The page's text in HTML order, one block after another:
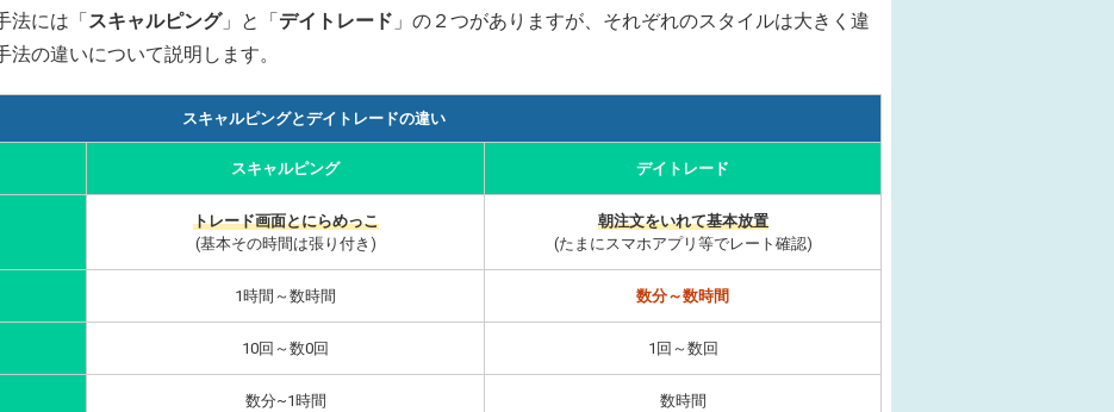
法には「スキャルピング」と「デイトレード 」の２つがありますが、それぞれのスタイルは大きく違
の違いについて説明します。
スキャルピングとデイトレードの違い
スキャルピング デイトレード
トレード画面とにらめっこ
(基本その時間は張り付き)
朝注文をいれて基本放置
(たまにスマホアプリ等でレート確認)
1時間～数時間 数分～数時間
10回～数0回 1回～数回
数分~1時間 数時間